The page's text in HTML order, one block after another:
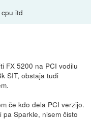
itd
FX 5200 na PCI vodilu
SIT, obstaja tudi
če kdo dela PCI verzijo.
pa Sparkle, nisem čisto